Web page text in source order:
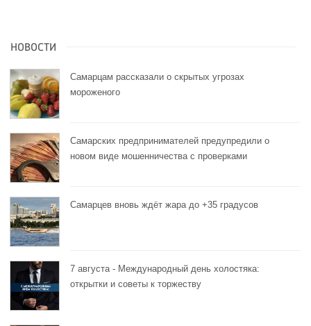
НОВОСТИ
Самарцам рассказали о скрытых угрозах
мороженого
Самарских предпринимателей предупредили о
новом виде мошенничества с проверками
Самарцев вновь ждёт жара до +35 градусов
7 августа - Международный день холостяка:
открытки и советы к торжеству